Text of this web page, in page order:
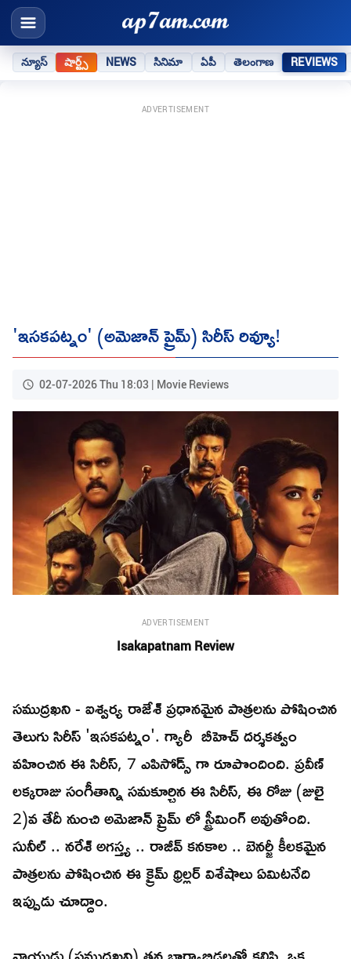
న్యూస్ షార్ట్స్ NEWS సినిమా ఏపీ తెలంగాణ REVIEWS
ADVERTISEMENT
'ఇసకపట్నం' (అమెజాన్ ప్రైమ్) సిరీస్ రివ్యూ!
02-07-2026 Thu 18:03 | Movie Reviews
ADVERTISEMENT
Isakapatnam Review
సముద్రఖని - ఐశ్వర్య రాజేశ్ ప్రధానమైన పాత్రలను పోషించిన
తెలుగు సిరీస్ 'ఇసకపట్నం'. గ్యారీ బీహెచ్ దర్శకత్వం
వహించిన ఈ సిరీస్, 7 ఎపిసోడ్స్ గా రూపొందింది. ప్రవీణ్
లక్కరాజు సంగీతాన్ని సమకూర్చిన ఈ సిరీస్, ఈ రోజు (జులై
2)వ తేదీ నుంచి అమెజాన్ ప్రైమ్ లో స్ట్రీమింగ్ అవుతోంది.
సునీల్ .. నరేశ్ అగస్త్య .. రాజీవ్ కనకాల .. బెనర్జీ కీలకమైన
పాత్రలను పోషించిన ఈ క్రైమ్ థ్రిల్లర్ విశేషాలు ఏమిటనేది
ఇప్పుడు చూద్దాం.